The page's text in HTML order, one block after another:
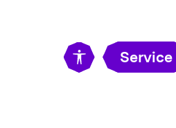
Service